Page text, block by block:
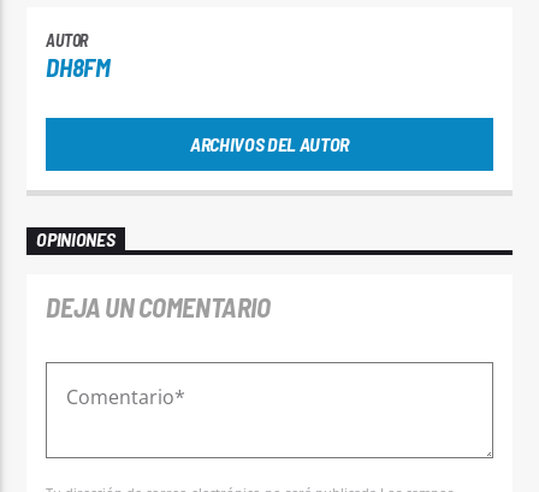
AUTOR
DH8FM
ARCHIVOS DEL AUTOR
OPINIONES
DEJA UN COMENTARIO